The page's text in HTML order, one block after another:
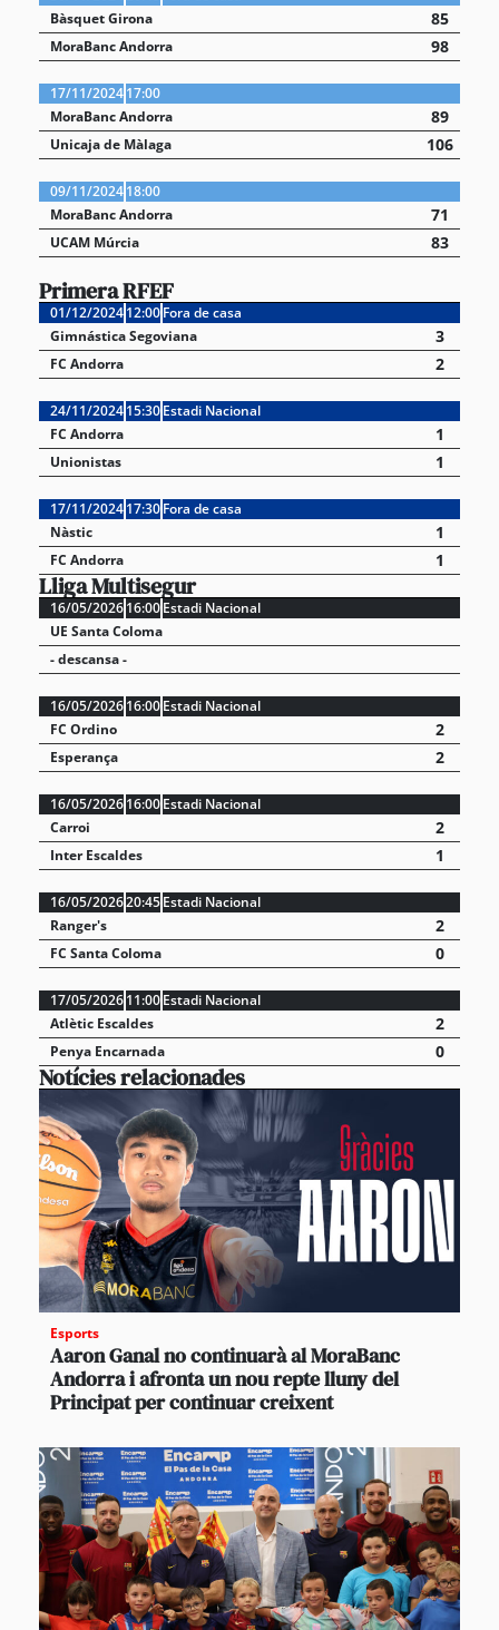
Bàsquet Girona
85
MoraBanc Andorra 98
17/11/202417:00
MoraBanc Andorra
89
Unicaja de Màlaga 106
09/11/202418:00
MoraBanc Andorra
71
UCAM Múrcia 83
Primera RFEF
01/12/202412:00Fora de casa
Gimnástica Segoviana
3
FC Andorra 2
24/11/202415:30Estadi Nacional
FC Andorra
1
Unionistas 1
17/11/202417:30Fora de casa
Nàstic
1
FC Andorra 1
Lliga Multisegur
16/05/202616:00Estadi Nacional
UE Santa Coloma
- descansa -
16/05/202616:00Estadi Nacional
FC Ordino
2
Esperança 2
16/05/202616:00Estadi Nacional
Carroi
2
Inter Escaldes 1
16/05/202620:45Estadi Nacional
Ranger's
2
FC Santa Coloma 0
17/05/202611:00Estadi Nacional
Atlètic Escaldes
2
Penya Encarnada 0
Notícies relacionades
Esports
Aaron Ganal no continuarà al MoraBanc
Andorra i afronta un nou repte lluny del
Principat per continuar creixent